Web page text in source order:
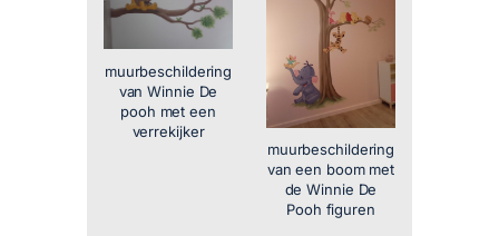
muurbeschildering
van Winnie De
pooh met een
verrekijker
muurbeschildering
van een boom met
de Winnie De
Pooh figuren